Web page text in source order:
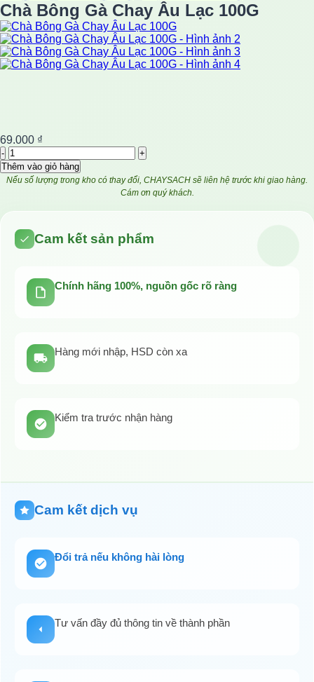
Chà Bông Gà Chay Âu Lạc 100G
69.000 ₫
Chà
Bông
Gà
Lạc
100G
lượng
Thêm vào giỏ hàng
Nếu số lượng trong kho có thay đổi, CHAYSACH sẽ liên hệ trước khi giao hàng.
Cám ơn quý khách.
Cam kết sản phẩm
Chính hãng 100%, nguồn gốc rõ ràng
Hàng mới nhập, HSD còn xa
Kiểm tra trước nhận hàng
Cam kết dịch vụ
Đổi trả nếu không hài lòng
Tư vấn đầy đủ thông tin về thành phần